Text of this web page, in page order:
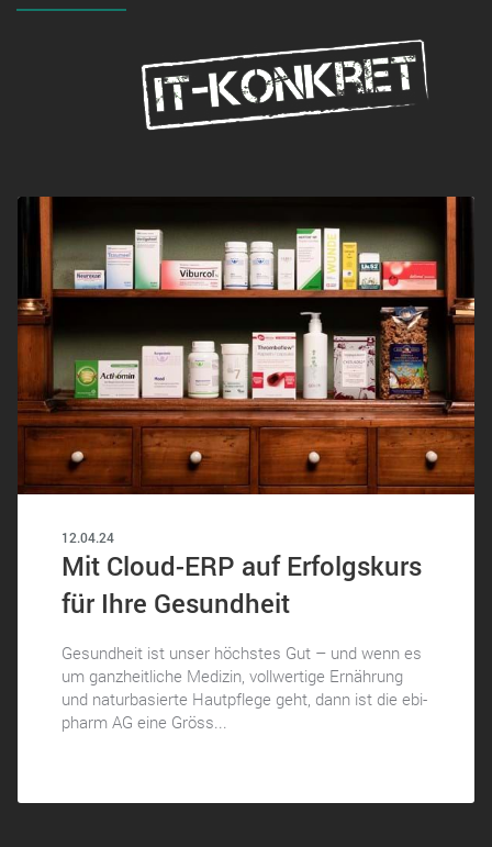
12.04.24
Mit Cloud-ERP auf Erfolgskurs
für Ihre Gesundheit
Gesundheit ist unser höchstes Gut – und wenn es
um ganzheitliche Medizin, vollwertige Ernährung
und naturbasierte Hautpflege geht, dann ist die ebi-
pharm AG eine Gröss...